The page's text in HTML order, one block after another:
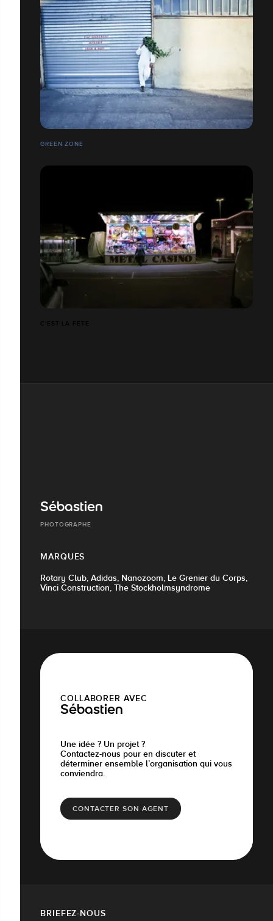
GREEN ZONE
C'EST LA FÊTE
Sébastien
PHOTOGRAPHE
MARQUES
Rotary Club, Adidas, Nanozoom, Le Grenier du Corps,
Vinci Construction, The Stockholmsyndrome
COLLABORER AVEC
Sébastien
Une idée ? Un projet ?
Contactez-nous pour en discuter et
déterminer ensemble l’organisation qui vous
conviendra.
CONTACTER SON AGENT
BRIEFEZ-NOUS